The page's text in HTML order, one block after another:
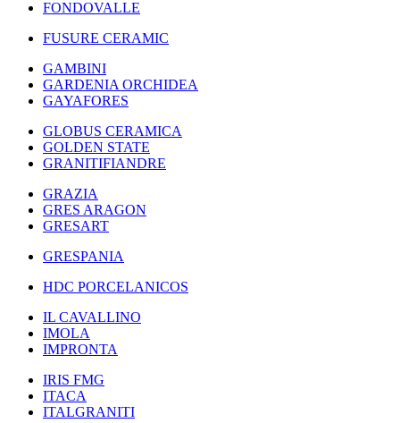
FONDOVALLE
FUSURE CERAMIC
GAMBINI
GARDENIA ORCHIDEA
GAYAFORES
GLOBUS CERAMICA
GOLDEN STATE
GRANITIFIANDRE
GRAZIA
GRES ARAGON
GRESART
GRESPANIA
HDC PORCELANICOS
IL CAVALLINO
IMOLA
IMPRONTA
IRIS FMG
ITACA
ITALGRANITI